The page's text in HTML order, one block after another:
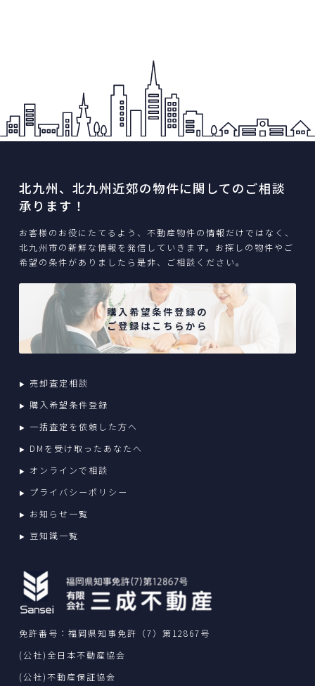
免許番号：福岡県知事免許（7）第12867号
(公社)全日本不動産協会
(公社)不動産保証協会
売却査定相談
購入希望条件登録
一括査定を依頼した方へ
DMを受け取ったあなたへ
オンラインで相談
プライバシーポリシー
お知らせ一覧
豆知識一覧
北九州、北九州近郊の物件に関してのご相談
承ります！
お客様のお役にたてるよう、不動産物件の情報だけではなく、
北九州市の新鮮な情報を発信していきます。お探しの物件やご
希望の条件がありましたら是非、ご相談ください。
購入希望条件登録の
ご登録はこちらから